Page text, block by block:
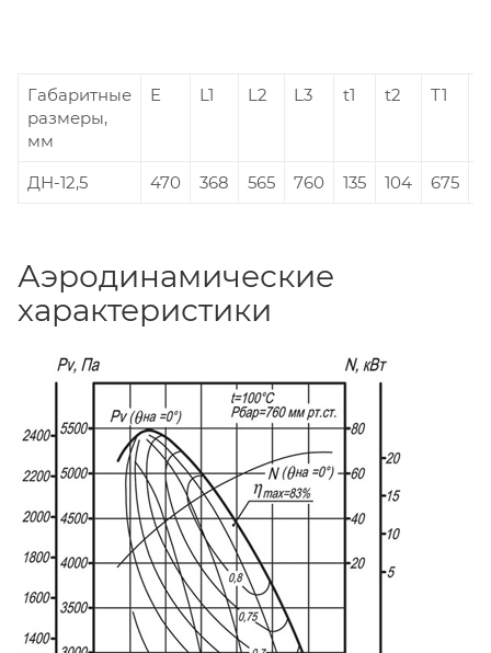
Габаритные
размеры,
мм
E L1 L2 L3 t1 t2 T1
ДН-12,5 470 368 565 760 135 104 675
Аэродинамические
характеристики